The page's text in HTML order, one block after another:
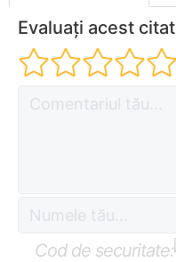
Evaluați acest
Cod de securitate: